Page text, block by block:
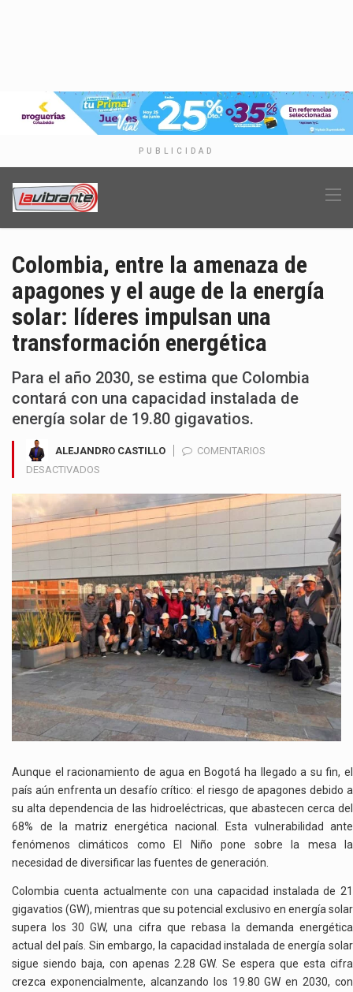
PUBLICIDAD
Colombia, entre la amenaza de
apagones y el auge de la energía
solar: líderes impulsan una
transformación energética
Para el año 2030, se estima que Colombia
contará con una capacidad instalada de
energía solar de 19.80 gigavatios.
ALEJANDRO CASTILLO
COMENTARIOS
DESACTIVADOS
ENTRE
LA
AMENAZA
APAGONES
Y
EL
AUGE
DE
LA
ENERGÍA
SOLAR:
LÍDERES
IMPULSAN
UNA
ENERGÉTICA
Aunque el racionamiento de agua en Bogotá ha llegado a su fin, el
país aún enfrenta un desafío crítico: el riesgo de apagones debido a
su alta dependencia de las hidroeléctricas, que abastecen cerca del
68% de la matriz energética nacional. Esta vulnerabilidad ante
fenómenos climáticos como El Niño pone sobre la mesa la
necesidad de diversificar las fuentes de generación.
Colombia cuenta actualmente con una capacidad instalada de 21
gigavatios (GW), mientras que su potencial exclusivo en energía solar
supera los 30 GW, una cifra que rebasa la demanda energética
actual del país. Sin embargo, la capacidad instalada de energía solar
sigue siendo baja, con apenas 2.28 GW. Se espera que esta cifra
crezca exponencialmente, alcanzando los 19.80 GW en 2030, con